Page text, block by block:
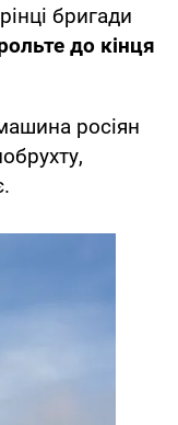
бригади
до кінця
росіян